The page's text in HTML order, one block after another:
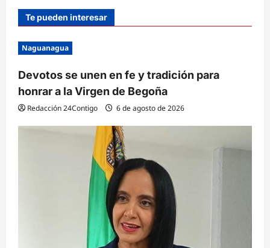
Te pueden interesar
Naguanagua
Devotos se unen en fe y tradición para
honrar a la Virgen de Begoña
Redacción 24Contigo 6 de agosto de 2026